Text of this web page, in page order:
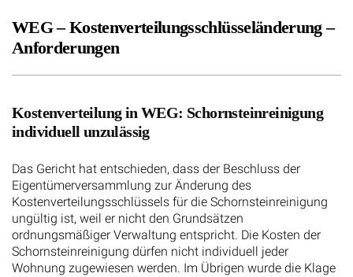
WEG – Kostenverteilungsschlüsseländerung –
Anforderungen
Kostenverteilung in WEG: Schornsteinreinigung
individuell unzulässig
Das Gericht hat entschieden, dass der Beschluss der
Eigentümerversammlung zur Änderung des
Kostenverteilungsschlüssels für die Schornsteinreinigung
ungültig ist, weil er nicht den Grundsätzen
ordnungsmäßiger Verwaltung entspricht. Die Kosten der
Schornsteinreinigung dürfen nicht individuell jeder
Wohnung zugewiesen werden. Im Übrigen wurde die Klage